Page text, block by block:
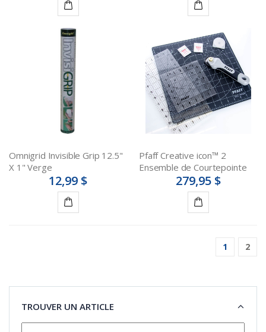
au
panier
au
panier
Omnigrid Invisible Grip 12.5"
X 1" Verge
12,99 $
Pfaff Creative icon™ 2
Ensemble de Courtepointe
279,95 $
1 2
TROUVER UN ARTICLE